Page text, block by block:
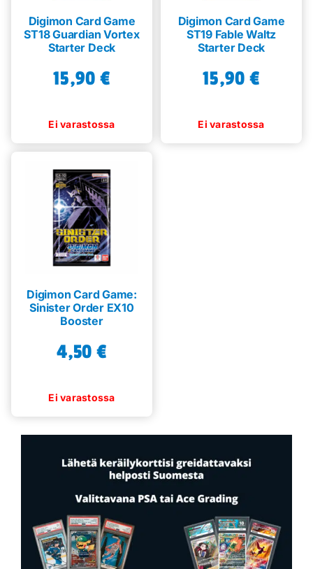
Digimon Card Game
ST18 Guardian Vortex
Starter Deck
15,90 €
Digimon Card Game
ST19 Fable Waltz
Starter Deck
15,90 €
Digimon Card Game:
Sinister Order EX10
Booster
4,50 €